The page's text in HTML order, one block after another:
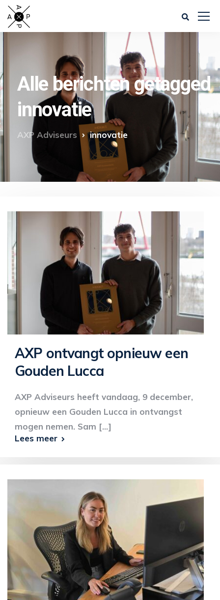
Alle berichten getagged
innovatie
AXP Adviseurs innovatie
AXP ontvangt opnieuw een
Gouden Lucca
AXP Adviseurs heeft vandaag, 9 december,
opnieuw een Gouden Lucca in ontvangst
mogen nemen. Sam [...]
Lees meer